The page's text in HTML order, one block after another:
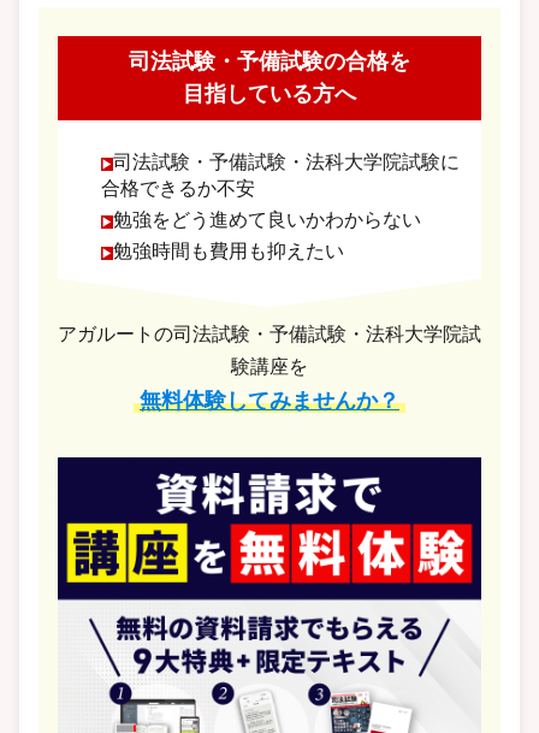
司法試験・予備試験の合格を
目指している方へ
司法試験・予備試験・法科大学院試験に
合格できるか不安
勉強をどう進めて良いかわからない
勉強時間も費用も抑えたい
アガルートの司法試験・予備試験・法科大学院試
験講座を
無料体験してみませんか？